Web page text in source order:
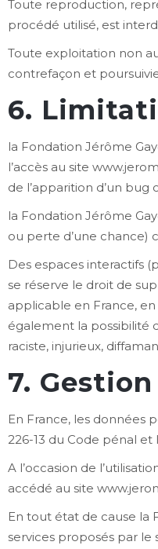
Toute reproduction,
procédé utilisé, est
Toute exploitation non
contrefaçon et
6.
la Fondation Jérôme
l’accès au site
de l’apparition d’un bug
la Fondation Jérôme
ou perte d’une chance)
Des espaces interactifs
se réserve le droit de
applicable en France,
également la possibilité
raciste, injurieux,
7.
En France, les données
226-13 du Code pénal
A l’occasion de
accédé au site
En tout état de cause la
services proposés par le